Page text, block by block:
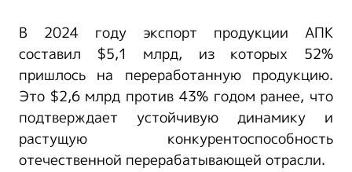
В 2024 году экспорт продукции АПК
составил $5,1 млрд, из которых 52%
пришлось на переработанную продукцию.
Это $2,6 млрд против 43% годом ранее, что
подтверждает устойчивую динамику и
растущую конкурентоспособность
отечественной перерабатывающей отрасли.